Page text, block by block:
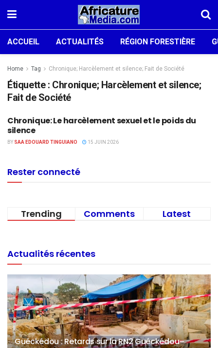
ACCUEIL ACTUALITÉS RÉGION FORESTIÈRE
Home Tag Chronique; Harcèlement et silence; Fait de Société
Étiquette : Chronique; Harcèlement et silence;
Fait de Société
OPINION
Chronique: Le harcèlement sexuel et le poids du
silence
BY SAA EDOUARD TINGUIANO 15 JUIN 2026
Rester connecté
Trending Comments Latest
Actualités récentes
Guéckédou : Retards sur la RN2 Guéckédou–